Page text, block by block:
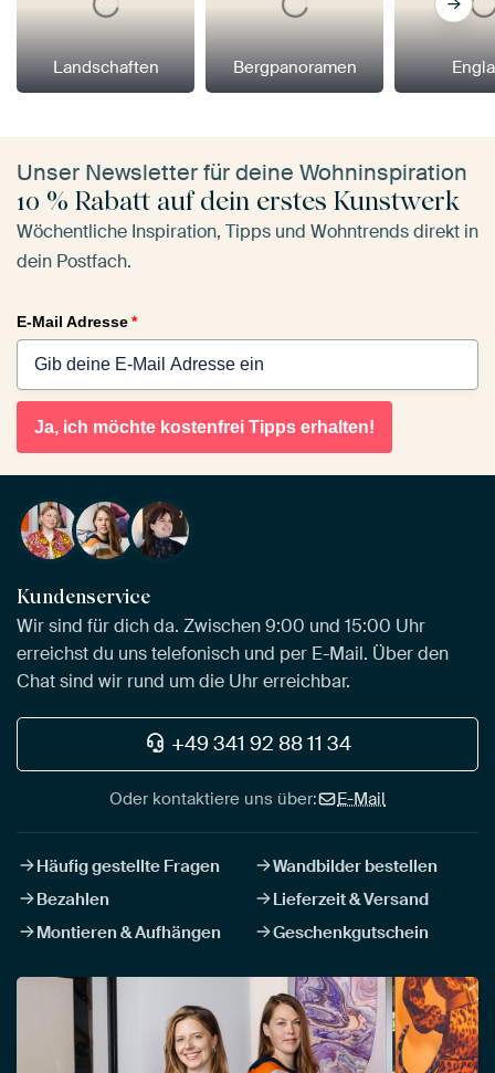
Landschaften Bergpanoramen
Unser Newsletter für deine Wohninspiration
10 % Rabatt auf dein erstes Kunstwerk
Wöchentliche Inspiration, Tipps und Wohntrends direkt in
dein Postfach.
E-Mail Adresse*
Ja, ich möchte kostenfrei Tipps erhalten!
Kundenservice
Wir sind für dich da. Zwischen 9:00 und 15:00 Uhr
erreichst du uns telefonisch und per E-Mail. Über den
Chat sind wir rund um die Uhr erreichbar.
+49 341 92 88 11 34
Oder kontaktiere uns über: E-Mail
Häufig gestellte Fragen
Wandbilder bestellen
Bezahlen
Lieferzeit & Versand
Montieren & Aufhängen
Geschenkgutschein